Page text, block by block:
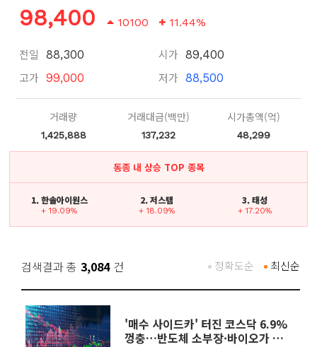
98,400 10100 11.44%
전일 88,300
고가 99,000
시가 89,400
저가 88,500
거래량
1,425,888
거래대금(백만)
137,232
시가총액(억)
48,299
동종 내 상승 TOP 종목
1. 한솔아이원스
+ 19.09%
2. 저스템
+ 18.09%
3. 태성
+ 17.20%
검색결과 총 3,084 건 최신순
정확도순
'매수 사이드카' 터진 코스닥 6.9%
껑충…반도체 소부장·바이오가 끌